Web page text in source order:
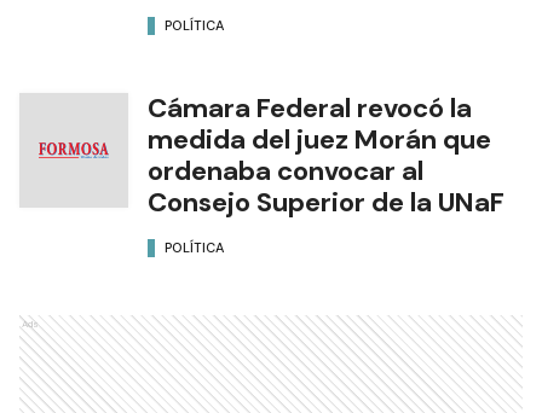
POLÍTICA
Cámara Federal revocó la
medida del juez Morán que
ordenaba convocar al
Consejo Superior de la UNaF
POLÍTICA
Ads